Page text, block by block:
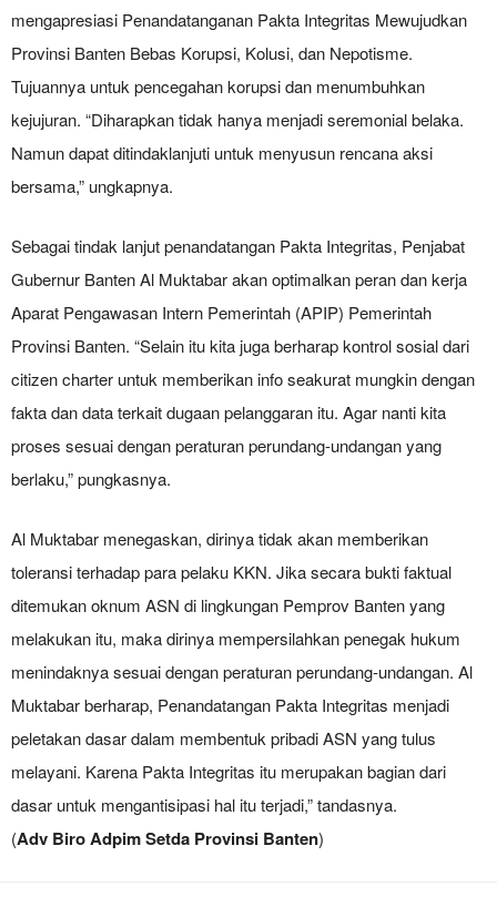
mengapresiasi Penandatanganan Pakta Integritas Mewujudkan
Provinsi Banten Bebas Korupsi, Kolusi, dan Nepotisme.
Tujuannya untuk pencegahan korupsi dan menumbuhkan
kejujuran. “Diharapkan tidak hanya menjadi seremonial belaka.
Namun dapat ditindaklanjuti untuk menyusun rencana aksi
bersama,” ungkapnya.
Sebagai tindak lanjut penandatangan Pakta Integritas, Penjabat
Gubernur Banten Al Muktabar akan optimalkan peran dan kerja
Aparat Pengawasan Intern Pemerintah (APIP) Pemerintah
Provinsi Banten. “Selain itu kita juga berharap kontrol sosial dari
citizen charter untuk memberikan info seakurat mungkin dengan
fakta dan data terkait dugaan pelanggaran itu. Agar nanti kita
proses sesuai dengan peraturan perundang-undangan yang
berlaku,” pungkasnya.
Al Muktabar menegaskan, dirinya tidak akan memberikan
toleransi terhadap para pelaku KKN. Jika secara bukti faktual
ditemukan oknum ASN di lingkungan Pemprov Banten yang
melakukan itu, maka dirinya mempersilahkan penegak hukum
menindaknya sesuai dengan peraturan perundang-undangan. Al
Muktabar berharap, Penandatangan Pakta Integritas menjadi
peletakan dasar dalam membentuk pribadi ASN yang tulus
melayani. Karena Pakta Integritas itu merupakan bagian dari
dasar untuk mengantisipasi hal itu terjadi,” tandasnya.
(Adv Biro Adpim Setda Provinsi Banten)